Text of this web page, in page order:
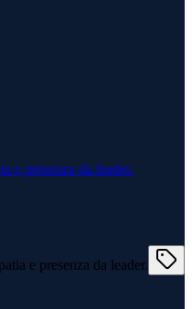
e presenza da leader.